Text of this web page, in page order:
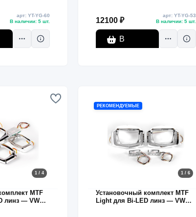
арт: YT-YG-60
В наличии: 5 шт.
12100 ₽
арт: YT-YG-53
В наличии: 5 шт.
В
1 / 4
MTF
линз — VW
РЕКОМЕНДУЕМЫЕ
1 / 6
Установочный комплект MTF
Light для Bi-LED линз — VW